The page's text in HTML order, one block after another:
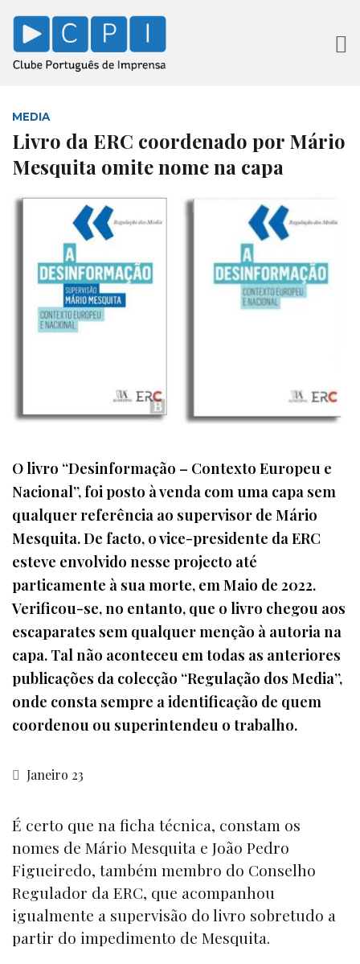
MEDIA
Livro da ERC coordenado por Mário
Mesquita omite nome na capa
O livro “Desinformação – Contexto Europeu e
Nacional”, foi posto à venda com uma capa sem
qualquer referência ao supervisor de Mário
Mesquita. De facto, o vice-presidente da ERC
esteve envolvido nesse projecto até
particamente à sua morte, em Maio de 2022.
Verificou-se, no entanto, que o livro chegou aos
escaparates sem qualquer menção à autoria na
capa. Tal não aconteceu em todas as anteriores
publicações da colecção “Regulação dos Media”,
onde consta sempre a identificação de quem
coordenou ou superintendeu o trabalho.
Janeiro 23
É certo que na ficha técnica, constam os
nomes de Mário Mesquita e João Pedro
Figueiredo, também membro do Conselho
Regulador da ERC, que acompanhou
igualmente a supervisão do livro sobretudo a
partir do impedimento de Mesquita.